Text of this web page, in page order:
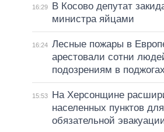
16:29
В Косово депутат
министра яйцами
16:24 Лесные пожары в
арестовали сотни
подозрениям в поджогах
15:53
На Херсонщине
населенных пунктов для
обязательной